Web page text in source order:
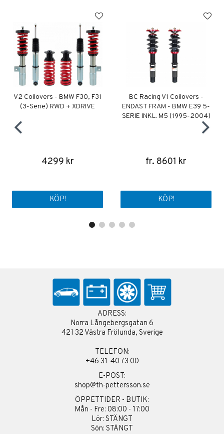
V2 Coilovers - BMW F30, F31
(3-Serie) RWD + XDRIVE
4299 kr
KÖP!
BC Racing V1 Coilovers -
ENDAST FRAM - BMW E39 5-
SERIE INKL. M5 (1995-2004)
fr. 8601 kr
KÖP!
ADRESS:
Norra Långebergsgatan 6
421 32 Västra Frölunda, Sverige
TELEFON:
+46 31-40 73 00
E-POST:
shop@th-pettersson.se
ÖPPETTIDER - BUTIK:
Mån - Fre: 08:00 - 17:00
Lör: STÄNGT
Sön: STÄNGT